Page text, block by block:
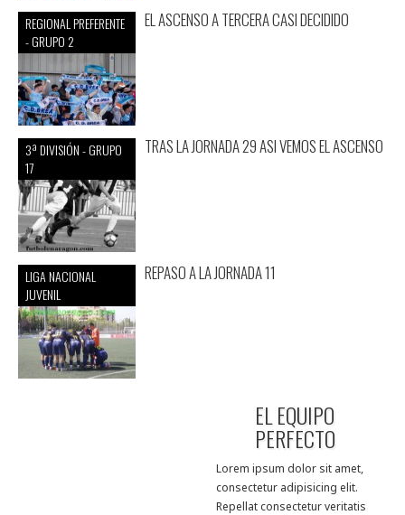
REGIONAL PREFERENTE
- GRUPO 2
EL ASCENSO A TERCERA CASI DECIDIDO
3ª DIVISIÓN - GRUPO
17
TRAS LA JORNADA 29 ASI VEMOS EL ASCENSO
LIGA NACIONAL
JUVENIL
REPASO A LA JORNADA 11
EL EQUIPO
PERFECTO
Lorem ipsum dolor sit amet,
consectetur adipisicing elit.
Repellat consectetur veritatis